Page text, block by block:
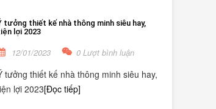
tưởng thiết kế nhà thông minh siêu hay,
lợi 2023
12/01/2023 0 Lượt bình luận
tưởng thiết kế nhà thông minh siêu hay,
lợi 2023[Đọc tiếp]